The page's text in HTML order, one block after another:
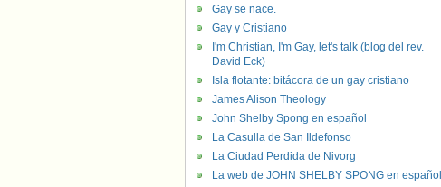
Gay se nace.
Gay y Cristiano
I'm Christian, I'm Gay, let's talk (blog del rev.
David Eck)
Isla flotante: bitácora de un gay cristiano
James Alison Theology
John Shelby Spong en español
La Casulla de San Ildefonso
La Ciudad Perdida de Nivorg
La web de JOHN SHELBY SPONG en español